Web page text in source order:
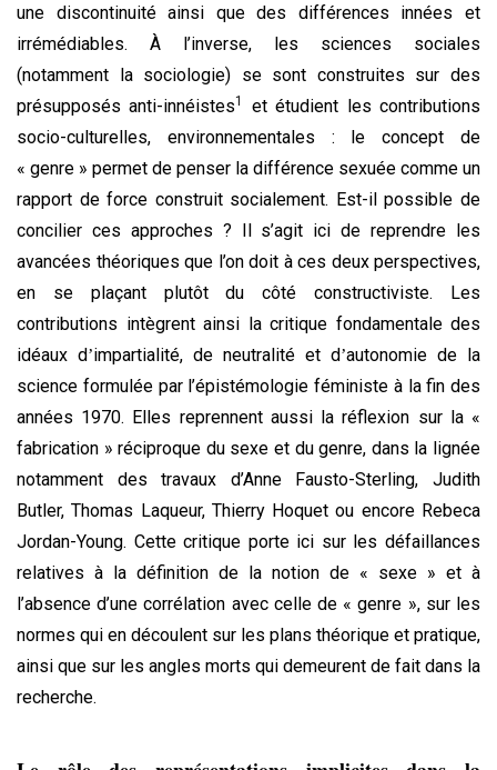
une discontinuité ainsi que des différences innées et
irrémédiables. À l’inverse, les sciences sociales
(notamment la sociologie) se sont construites sur des
présupposés anti-innéistes1
et étudient les contributions
socio-culturelles, environnementales : le concept de
« genre » permet de penser la différence sexuée comme un
rapport de force construit socialement. Est-il possible de
concilier ces approches ? Il s’agit ici de reprendre les
avancées théoriques que l’on doit à ces deux perspectives,
en se plaçant plutôt du côté constructiviste. Les
contributions intègrent ainsi la critique fondamentale des
idéaux d’impartialité, de neutralité et d’autonomie de la
science formulée par l’épistémologie féministe à la fin des
années 1970. Elles reprennent aussi la réflexion sur la «
fabrication » réciproque du sexe et du genre, dans la lignée
notamment des travaux d’Anne Fausto-Sterling, Judith
Butler, Thomas Laqueur, Thierry Hoquet ou encore Rebeca
Jordan-Young. Cette critique porte ici sur les défaillances
relatives à la définition de la notion de « sexe » et à
l’absence d’une corrélation avec celle de « genre », sur les
normes qui en découlent sur les plans théorique et pratique,
ainsi que sur les angles morts qui demeurent de fait dans la
recherche.